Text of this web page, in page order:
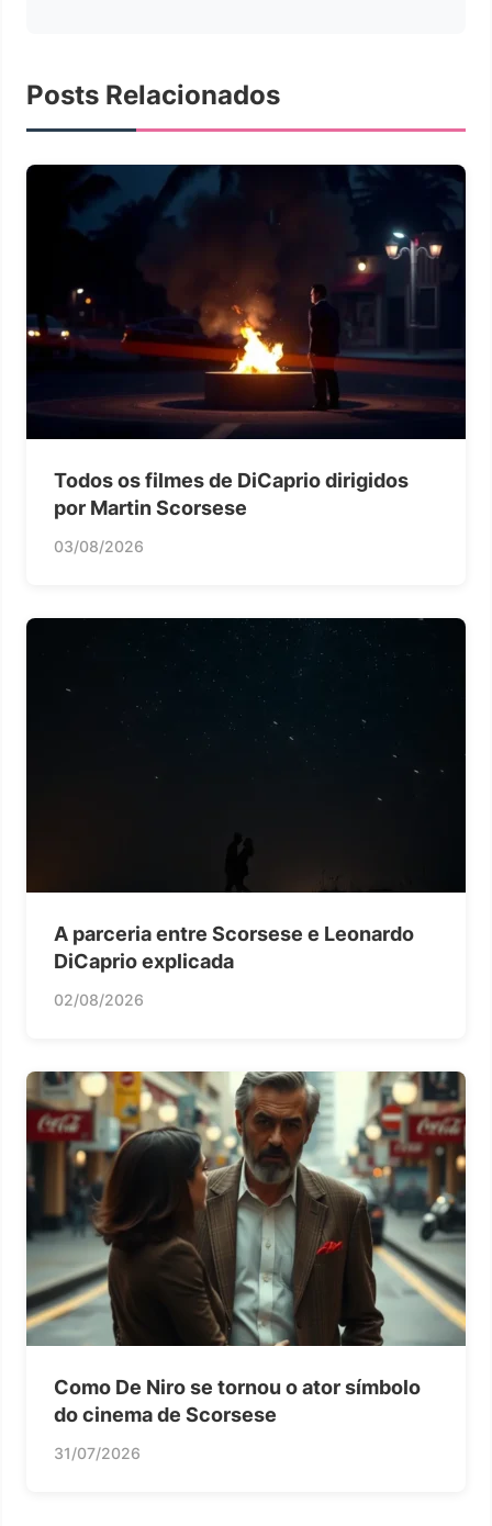
Posts Relacionados
Todos os filmes de DiCaprio dirigidos
por Martin Scorsese
03/08/2026
A parceria entre Scorsese e Leonardo
DiCaprio explicada
02/08/2026
Como De Niro se tornou o ator símbolo
do cinema de Scorsese
31/07/2026